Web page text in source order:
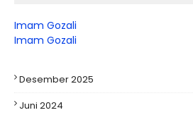
Imam Gozali
Imam Gozali
Desember 2025
Juni 2024